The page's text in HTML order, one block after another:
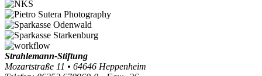
Strahlemann-Stiftung
Mozartstraße 11 • 64646 Heppenheim